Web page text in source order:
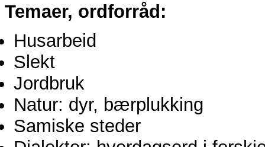
Temaer, ordforråd:
Husarbeid
Slekt
Jordbruk
Natur: dyr, bærplukking
Samiske steder